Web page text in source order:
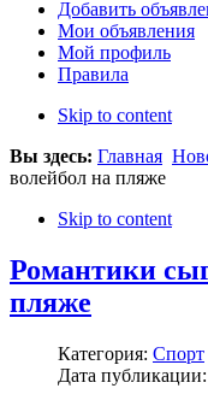
Добавить
Мои объявления
Мой профиль
Правила
Skip to content
Вы здесь: Главная
волейбол на пляже
Skip to content
Романтики
пляже
Категория: Спорт
Дата